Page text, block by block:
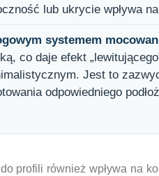
lub ukrycie wpływa
systemem
co daje efekt
Jest to
odpowiedniego
profili również wpływa na